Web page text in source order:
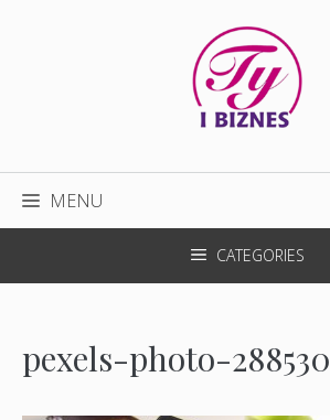
MENU
CATEGORIES
pexels-photo-288530